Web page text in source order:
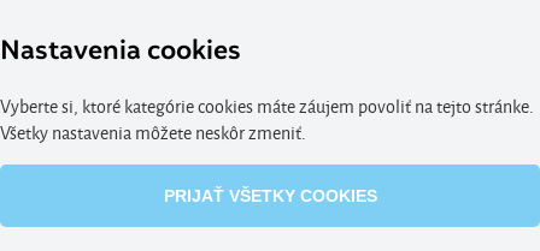
Nastavenia cookies
Vyberte si, ktoré kategórie cookies máte záujem povoliť na tejto stránke.
Všetky nastavenia môžete neskôr zmeniť.
PRIJAŤ VŠETKY COOKIES